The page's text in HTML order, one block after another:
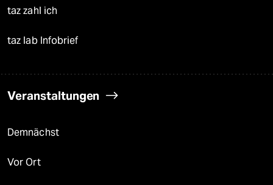
taz zahl ich
taz lab Infobrief
Veranstaltungen
Demnächst
Vor Ort